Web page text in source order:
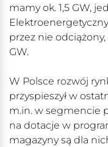
mamy ok. 1,5 GW,
przez nie
GW.
W Polsce rozwój
przyspieszył w
m.in. w segmencie
na dotacje w
magazyny są dla